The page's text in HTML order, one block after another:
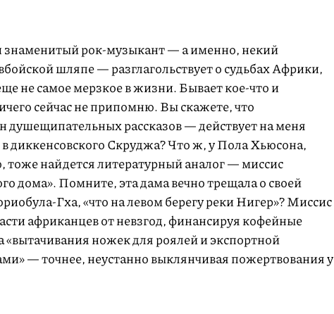
знаменитый рок-музыкант — а именно, некий
шляпе — разглагольствует о судьбах Африки,
не самое мерзкое в жизни. Бывает кое-что и
сейчас не припомню. Вы скажете, что
душещипательных рассказов — действует на меня
диккенсовского Скруджа? Что ж, у Пола Хьюсона,
найдется литературный аналог — миссис
дома». Помните, эта дама вечно трещала о своей
Гха, «что на левом берегу реки Нигер»? Миссис
африканцев от невзгод, финансируя кофейные
«вытачивания ножек для роялей и экспортной
— точнее, неустанно выклянчивая пожертвования у